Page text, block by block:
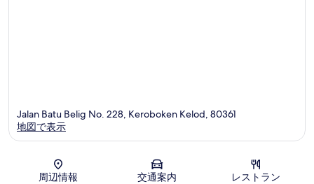
地図
Jalan Batu Belig No. 228, Keroboken Kelod, 80361
地図で表示
周辺情報 交通案内 レストラン